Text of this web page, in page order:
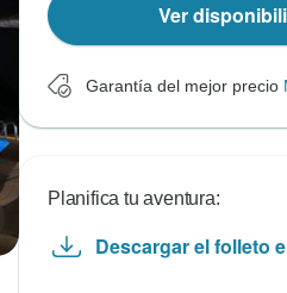
Ver
Garantía del mejor precio
Planifica tu aventura:
Descargar el folleto